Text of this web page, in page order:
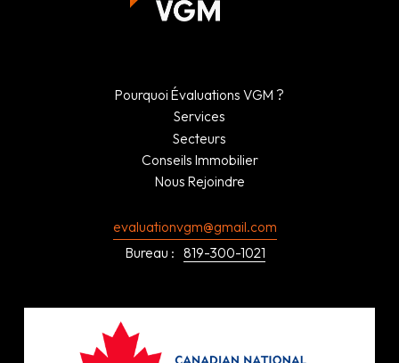
Pourquoi Évaluations VGM ?
Services
Secteurs
Conseils Immobilier
Nous Rejoindre
evaluationvgm@gmail.com
Bureau : 819-300-1021